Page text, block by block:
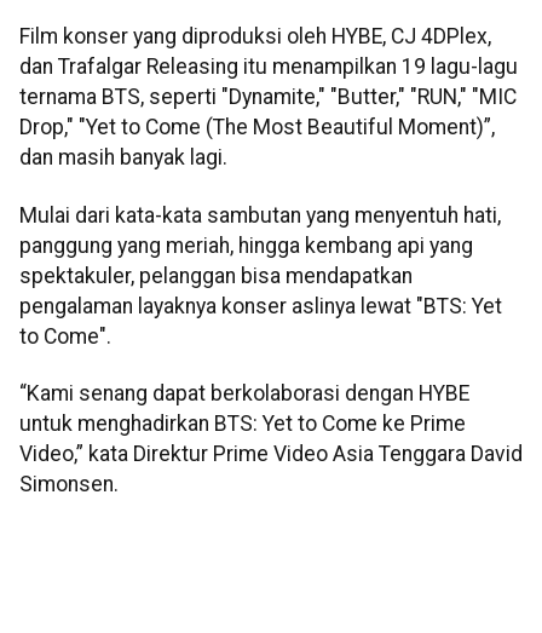
Film konser yang diproduksi oleh HYBE, CJ 4DPlex,
dan Trafalgar Releasing itu menampilkan 19 lagu-lagu
ternama BTS, seperti "Dynamite," "Butter," "RUN," "MIC
Drop," "Yet to Come (The Most Beautiful Moment)”,
dan masih banyak lagi.
Mulai dari kata-kata sambutan yang menyentuh hati,
panggung yang meriah, hingga kembang api yang
spektakuler, pelanggan bisa mendapatkan
pengalaman layaknya konser aslinya lewat "BTS: Yet
to Come".
“Kami senang dapat berkolaborasi dengan HYBE
untuk menghadirkan BTS: Yet to Come ke Prime
Video,” kata Direktur Prime Video Asia Tenggara David
Simonsen.